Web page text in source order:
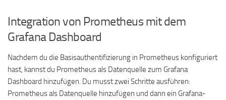
Integration von Prometheus mit dem
Grafana Dashboard
Nachdem du die Basisauthentifizierung in Prometheus konfiguriert
hast, kannst du Prometheus als Datenquelle zum Grafana
Dashboard hinzufügen. Du musst zwei Schritte ausführen:
Prometheus als Datenquelle hinzufügen und dann ein Grafana-